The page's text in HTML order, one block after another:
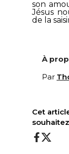
son
Jésus
de la
À
Par
Cet